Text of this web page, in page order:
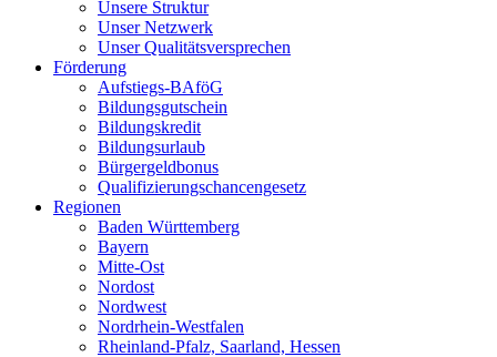
Unsere Struktur
Unser Netzwerk
Unser Qualitätsversprechen
Förderung
Aufstiegs-BAföG
Bildungsgutschein
Bildungskredit
Bildungsurlaub
Bürgergeldbonus
Qualifizierungschancengesetz
Regionen
Baden Württemberg
Bayern
Mitte-Ost
Nordost
Nordwest
Nordrhein-Westfalen
Rheinland-Pfalz, Saarland, Hessen